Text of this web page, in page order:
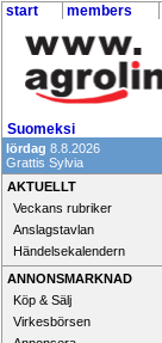
start members
Suomeksi
lördag 8.8.2026
Grattis Sylvia
AKTUELLT
Veckans rubriker
Anslagstavlan
Händelsekalendern
ANNONSMARKNAD
Köp & Sälj
Virkesbörsen